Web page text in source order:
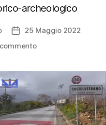
archeologico
Data25 Maggio 2022
su
euro
sequestrati
a